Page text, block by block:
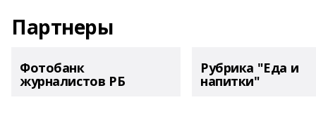
Партнеры
Фотобанк
журналистов РБ
Рубрика "Еда и
напитки"